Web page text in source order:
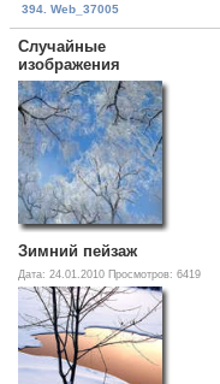
394. Web_37005
Случайные
изображения
Зимний пейзаж
Дата: 24.01.2010 Просмотров: 6419